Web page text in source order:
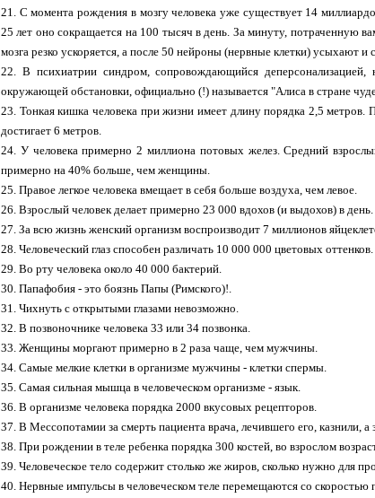
21. С момента рождения в мозгу человека уже существует 14
25 лет оно сокращается на 100 тысяч в день. За минуту, потраченную
мозга резко ускоряется, а после 50 нейроны (нервные клетки) усыхают и
22. В психиатрии синдром, сопровождающийся деперсонализацией,
окружающей обстановки, официально (!) называется "Алиса в стране
23. Тонкая кишка человека при жизни имеет длину порядка 2,5 метров.
достигает 6 метров.
24. У человека примерно 2 миллиона потовых желез. Средний
примерно на 40% больше, чем женщины.
25. Правое легкое человека вмещает в себя больше воздуха, чем левое.
26. Взрослый человек делает примерно 23 000 вдохов (и выдохов) в день.
27. За всю жизнь женский организм воспроизводит 7 миллионов
28. Человеческий глаз способен различать 10 000 000 цветовых оттенков.
29. Во рту человека около 40 000 бактерий.
30. Папафобия - это боязнь Папы (Римского)!.
31. Чихнуть с открытыми глазами невозможно.
32. В позвоночнике человека 33 или 34 позвонка.
33. Женщины моргают примерно в 2 раза чаще, чем мужчины.
34. Самые мелкие клетки в организме мужчины - клетки спермы.
35. Самая сильная мышца в человеческом организме - язык.
36. В организме человека порядка 2000 вкусовых рецепторов.
37. В Мессопотамии за смерть пациента врача, лечившего его, казнили, а
38. При рождении в теле ребенка порядка 300 костей, во взрослом
39. Человеческое тело содержит столько же жиров, сколько нужно для
40. Hервные импульсы в человеческом теле перемещаются со скоростью